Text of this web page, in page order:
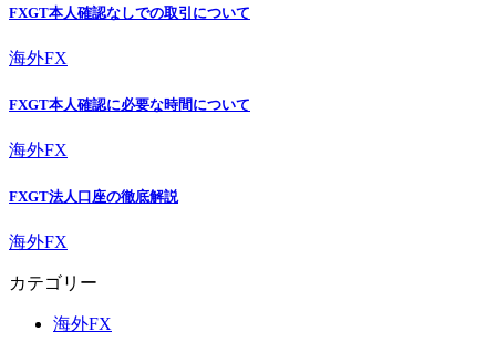
FXGT本人確認なしでの取引について
海外FX
FXGT本人確認に必要な時間について
海外FX
FXGT法人口座の徹底解説
海外FX
カテゴリー
海外FX